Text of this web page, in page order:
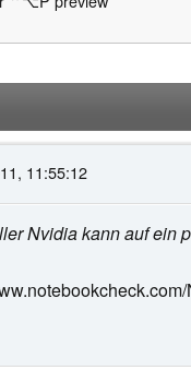
11:55:12
Nvidia kann auf ein